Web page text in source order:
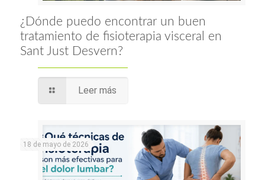
¿Dónde puedo encontrar un buen
tratamiento de fisioterapia visceral en
Sant Just Desvern?
Leer más
18 de mayo de 2026